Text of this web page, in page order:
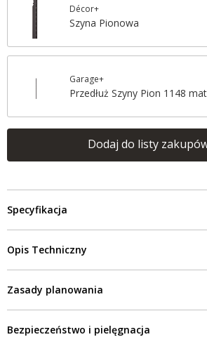
Décor+
Szyna Pionowa
Garage+
Przedłuż Szyny Pion 1148
Dodaj do listy
Specyfikacja
Opis Techniczny
Zasady planowania
Bezpieczeństwo i pielęgnacja